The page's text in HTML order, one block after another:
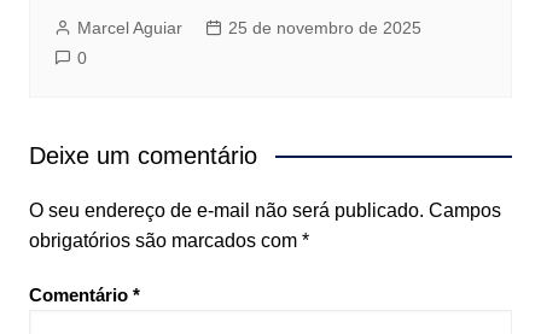
Marcel Aguiar
25 de novembro de 2025
0
Deixe um comentário
O seu endereço de e-mail não será publicado. Campos
obrigatórios são marcados com *
Comentário *